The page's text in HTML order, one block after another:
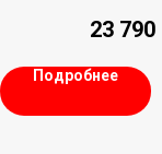
A
23 790
Подробнее